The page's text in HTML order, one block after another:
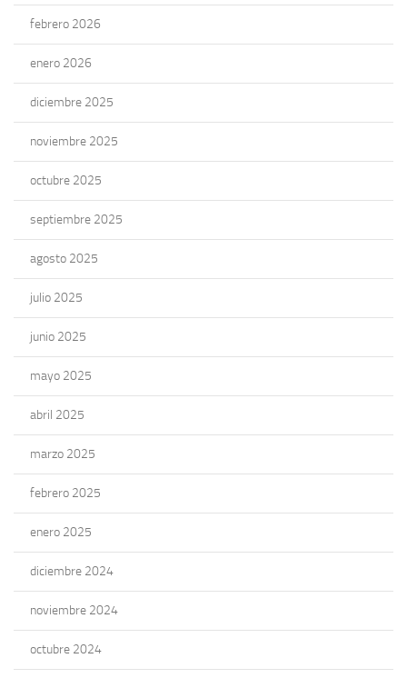
febrero 2026
enero 2026
diciembre 2025
noviembre 2025
octubre 2025
septiembre 2025
agosto 2025
julio 2025
junio 2025
mayo 2025
abril 2025
marzo 2025
febrero 2025
enero 2025
diciembre 2024
noviembre 2024
octubre 2024